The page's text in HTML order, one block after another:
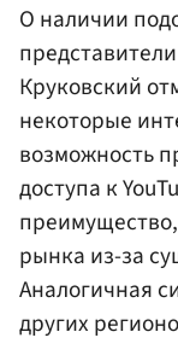
О наличии
Круковский
некоторые
возможность
доступа к
рынка из-за
Аналогичная
других